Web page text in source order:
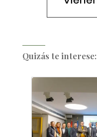
Quizás te interese: